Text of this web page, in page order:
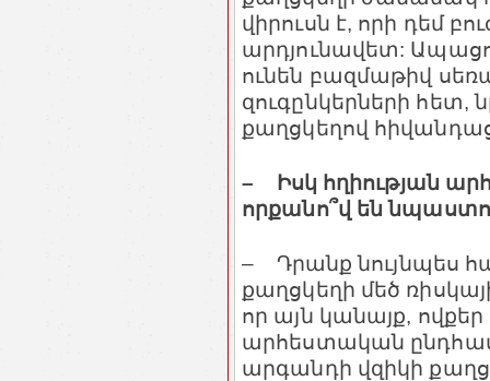
վիրուսն է, որի դեմ
արդյունավետ:
ունեն բազմաթիվ
զուգընկերների
քաղցկեղով
– Իսկ հղիության
որքանո՞վ են
– Դրանք նույնպես
քաղցկեղի մեծ
որ այն կանայք,
արհեստական
արգանդի վզիկի